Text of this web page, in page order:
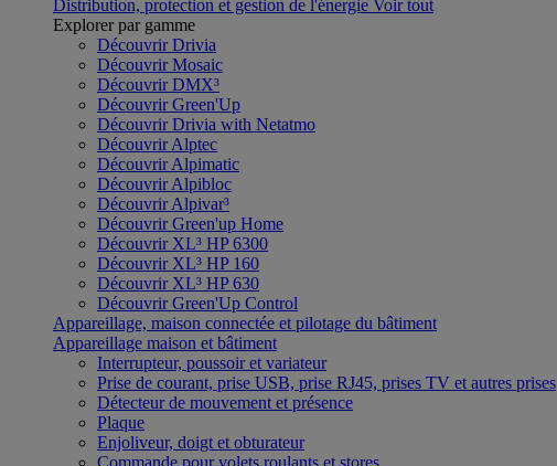
Distribution, protection et gestion de l'énergie Voir tout
Explorer par gamme
Découvrir Drivia
Découvrir Mosaic
Découvrir DMX³
Découvrir Green'Up
Découvrir Drivia with Netatmo
Découvrir Alptec
Découvrir Alpimatic
Découvrir Alpibloc
Découvrir Alpivar³
Découvrir Green'up Home
Découvrir XL³ HP 6300
Découvrir XL³ HP 160
Découvrir XL³ HP 630
Découvrir Green'Up Control
Appareillage, maison connectée et pilotage du bâtiment
Appareillage maison et bâtiment
Interrupteur, poussoir et variateur
Prise de courant, prise USB, prise RJ45, prises TV et autres prises
Détecteur de mouvement et présence
Plaque
Enjoliveur, doigt et obturateur
Commande pour volets roulants et stores